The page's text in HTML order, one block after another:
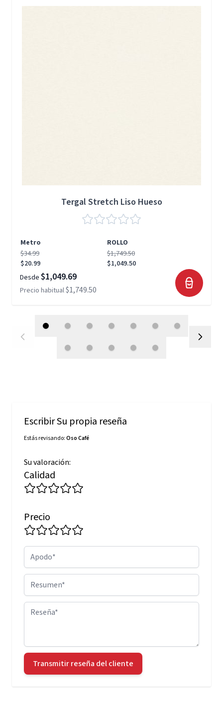
Tergal Stretch Liso Hueso
Metro
ROLLO
$34.99
$20.99
$1,749.50
$1,049.50
Desde $1,049.69
Precio habitual$1,749.50
Escribir Su propia reseña
Estás revisando:Oso Café
Su valoración:
Calidad
Precio
Apodo
Resumen
Reseña
Transmitir reseña del cliente